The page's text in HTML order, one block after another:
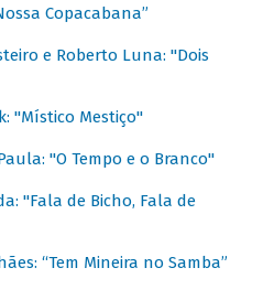
Copacabana”
e Roberto Luna: "Dois
"Místico Mestiço"
"O Tempo e o Branco"
"Fala de Bicho, Fala de
“Tem Mineira no Samba”